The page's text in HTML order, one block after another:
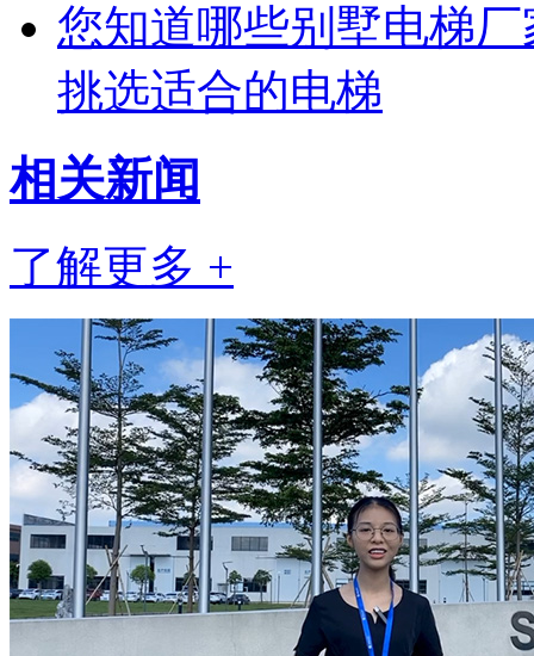
您知道哪些别墅电梯
挑选适合的电梯
相关新闻
了解更多 +